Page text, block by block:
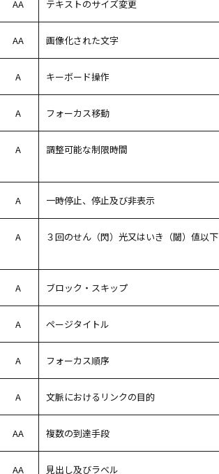
AA テキストのサイズ変更
AA 画像化された文字
A キーボード操作
A フォーカス移動
A 調整可能な制限時間
A 一時停止、停止及び非表示
A ３回のせん（閃）光又はいき（閾）値以下
A ブロック・スキップ
A ページタイトル
A フォーカス順序
A 文脈におけるリンクの目的
AA 複数の到達手段
AA 見出し及びラベル